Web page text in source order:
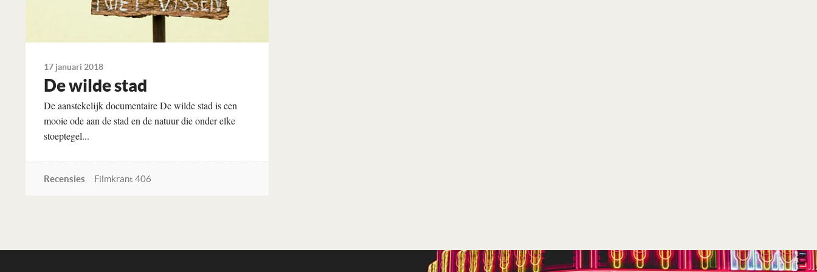
17 januari 2018
De wilde stad
De aanstekelijk documentaire De wilde stad is een
mooie ode aan de stad en de natuur die onder elke
stoeptegel...
Recensies Filmkrant 406